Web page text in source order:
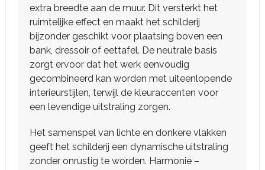
extra breedte aan de muur. Dit versterkt het
ruimtelijke effect en maakt het schilderij
bijzonder geschikt voor plaatsing boven een
bank, dressoir of eettafel. De neutrale basis
zorgt ervoor dat het werk eenvoudig
gecombineerd kan worden met uiteenlopende
interieurstijlen, terwijl de kleuraccenten voor
een levendige uitstraling zorgen.
Het samenspel van lichte en donkere vlakken
geeft het schilderij een dynamische uitstraling
zonder onrustig te worden. Harmonie –